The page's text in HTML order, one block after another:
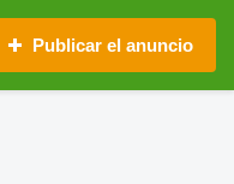
Publicar el anuncio